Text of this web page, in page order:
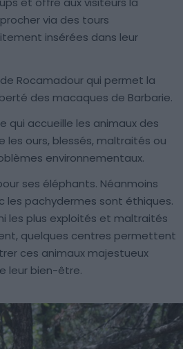
via des tours
insérées dans leur
Rocamadour qui permet la
des macaques de Barbarie.
qui accueille les animaux des
les ours, blessés, maltraités ou
environnementaux.
ses éléphants. Néanmoins
les pachydermes sont éthiques.
les plus exploités et maltraités
quelques centres permettent
ces animaux majestueux
leur bien-être.